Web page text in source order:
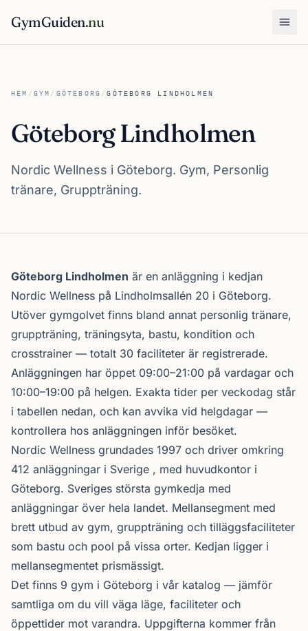
GymGuiden.nu
HEM / GYM / GÖTEBORG /GÖTEBORG LINDHOLMEN
Göteborg Lindholmen
Nordic Wellness i Göteborg. Gym, Personlig
tränare, Gruppträning.
Om Göteborg Lindholmen
Göteborg Lindholmen är en anläggning i kedjan
Nordic Wellness på Lindholmsallén 20 i Göteborg.
Utöver gymgolvet finns bland annat personlig tränare,
gruppträning, träningsyta, bastu, kondition och
crosstrainer — totalt 30 faciliteter är registrerade.
Anläggningen har öppet 09:00–21:00 på vardagar och
10:00–19:00 på helgen. Exakta tider per veckodag står
i tabellen nedan, och kan avvika vid helgdagar —
kontrollera hos anläggningen inför besöket.
Nordic Wellness grundades 1997 och driver omkring
412 anläggningar i Sverige , med huvudkontor i
Göteborg. Sveriges största gymkedja med
anläggningar över hela landet. Mellansegment med
brett utbud av gym, gruppträning och tilläggsfaciliteter
som bastu och pool på vissa orter. Kedjan ligger i
mellansegmentet prismässigt.
Det finns 9 gym i Göteborg i vår katalog — jämför
samtliga om du vill väga läge, faciliteter och
öppettider mot varandra. Uppgifterna kommer från